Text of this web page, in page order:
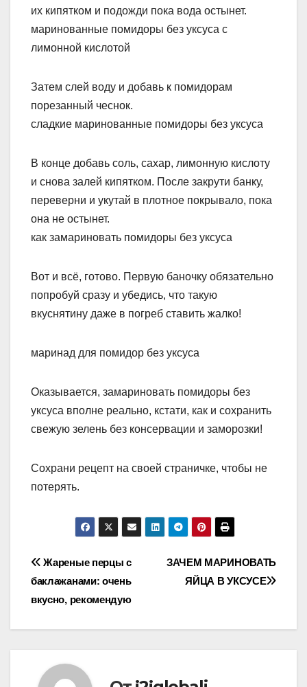
их кипятком и подожди пока вода остынет.
маринованные помидоры без уксуса с
лимонной кислотой
Затем слей воду и добавь к помидорам
порезанный чеснок.
сладкие маринованные помидоры без уксуса
В конце добавь соль, сахар, лимонную кислоту
и снова залей кипятком. После закрути банку,
переверни и укутай в плотное покрывало, пока
она не остынет.
как замариновать помидоры без уксуса
Вот и всё, готово. Первую баночку обязательно
попробуй сразу и убедись, что такую
вкуснятину даже в погреб ставить жалко!
маринад для помидор без уксуса
Оказывается, замариновать помидоры без
уксуса вполне реально, кстати, как и сохранить
свежую зелень без консервации и заморозки!
Сохрани рецепт на своей страничке, чтобы не
потерять.
Навигация
по
записям
ЗАЧЕМ МАРИНОВАТЬ
ЯЙЦА В УКСУСЕ
Жареные перцы с
баклажанами: очень
вкусно, рекомендую